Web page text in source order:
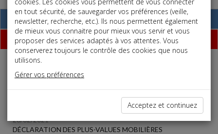
Base documentaire
Dépêches
Liste des dernières dépêches
26/02/2021
DÉCLARATION DES PLUS-VALUES MOBILIÈRES
en tout sécurité, de sauvegarder vos préférences (veille,
newsletter, recherche, etc.). Ils nous permettent également
de mieux vous connaitre pour mieux vous servir et vous
proposer des services adaptés à vos attentes. Vous
conserverez toujours le contrôle des cookies que nous
utilisons.
Gérer vos préférences
Acceptez et continuez